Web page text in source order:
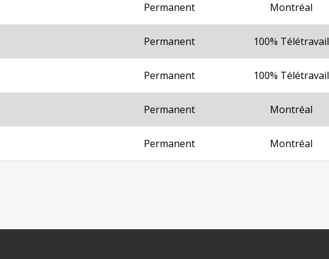
Permanent Montréal
Permanent 100% Télétravail
Permanent 100% Télétravail
Permanent Montréal
Permanent Montréal